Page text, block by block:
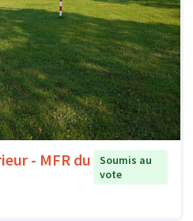
- MFR du
Soumis au
vote